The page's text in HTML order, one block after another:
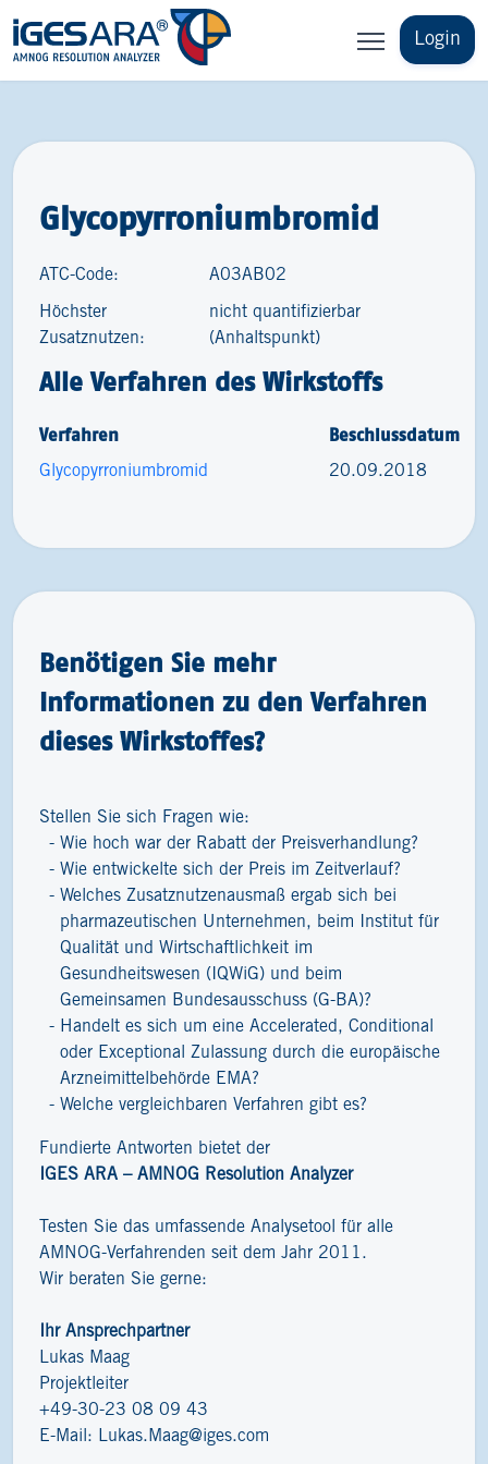
Login
Glycopyrroniumbromid
ATC-Code: A03AB02
Höchster
Zusatznutzen:
nicht quantifizierbar
(Anhaltspunkt)
Alle Verfahren des Wirkstoffs
Verfahren Beschlussdatum
Glycopyrroniumbromid 20.09.2018
Benötigen Sie mehr
Informationen zu den Verfahren
dieses Wirkstoffes?
Stellen Sie sich Fragen wie:
Wie hoch war der Rabatt der Preisverhandlung?
Wie entwickelte sich der Preis im Zeitverlauf?
Welches Zusatznutzenausmaß ergab sich bei
pharmazeutischen Unternehmen, beim Institut für
Qualität und Wirtschaftlichkeit im
Gesundheitswesen (IQWiG) und beim
Gemeinsamen Bundesausschuss (G-BA)?
Handelt es sich um eine Accelerated, Conditional
oder Exceptional Zulassung durch die europäische
Arzneimittelbehörde EMA?
Welche vergleichbaren Verfahren gibt es?
Fundierte Antworten bietet der
IGES ARA – AMNOG Resolution Analyzer
Testen Sie das umfassende Analysetool für alle
AMNOG-Verfahrenden seit dem Jahr 2011.
Wir beraten Sie gerne:
Ihr Ansprechpartner
Lukas Maag
Projektleiter
+49-30-23 08 09 43
E-Mail: Lukas.Maag@iges.com